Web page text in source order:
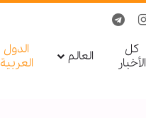
کل
الأخبار
العالم
الدول
العربیة